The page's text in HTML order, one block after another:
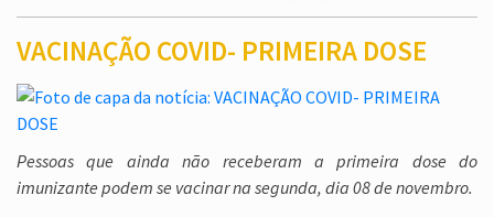
VACINAÇÃO COVID- PRIMEIRA DOSE
Pessoas que ainda não receberam a primeira dose do
imunizante podem se vacinar na segunda, dia 08 de novembro.